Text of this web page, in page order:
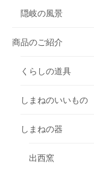
隠岐の風景
商品のご紹介
くらしの道具
しまねのいいもの
しまねの器
出西窯